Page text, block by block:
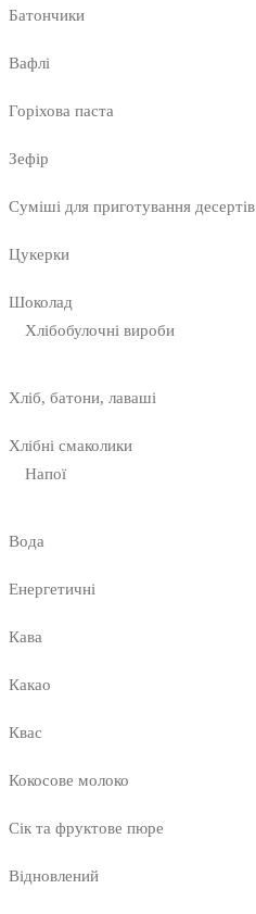
Батончики
Вафлі
Горіхова паста
Зефір
Суміші для приготування десертів
Цукерки
Шоколад
Хлібобулочні вироби
Хліб, батони, лаваші
Хлібні смаколики
Напої
Вода
Енергетичні
Кава
Какао
Квас
Кокосове молоко
Сік та фруктове пюре
Відновлений